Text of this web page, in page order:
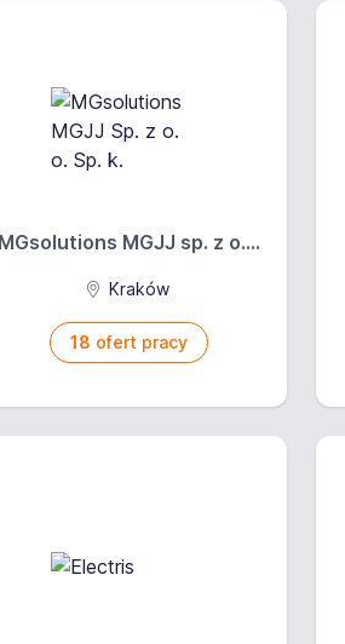
MGsolutions MGJJ sp. z o....
Kraków
18 ofert pracy